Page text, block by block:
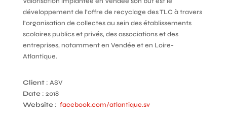
développement de l’offre de recyclage des TLC à travers
l’organisation de collectes au sein des établissements
scolaires publics et privés, des associations et des
entreprises, notamment en Vendée et en Loire-
Atlantique.
Client : ASV
Date : 2018
Website: facebook.com/atlantique.sv